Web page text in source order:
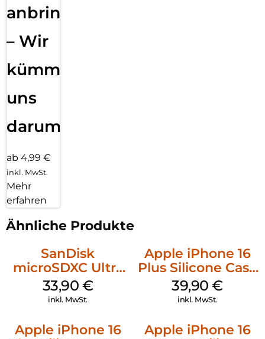
anbringen
– Wir
kümmern
uns
darum!
ab 4,99 €
inkl. MwSt.
Mehr
erfahren
Ähnliche Produkte
SanDisk
microSDXC Ultra
128 GB + Adapter
Mobile
33,90 €
inkl. MwSt.
Apple iPhone 16
Plus Silicone Case
MagSafe Plum
39,90€
inkl. MwSt.
Apple iPhone 16
Apple iPhone 16